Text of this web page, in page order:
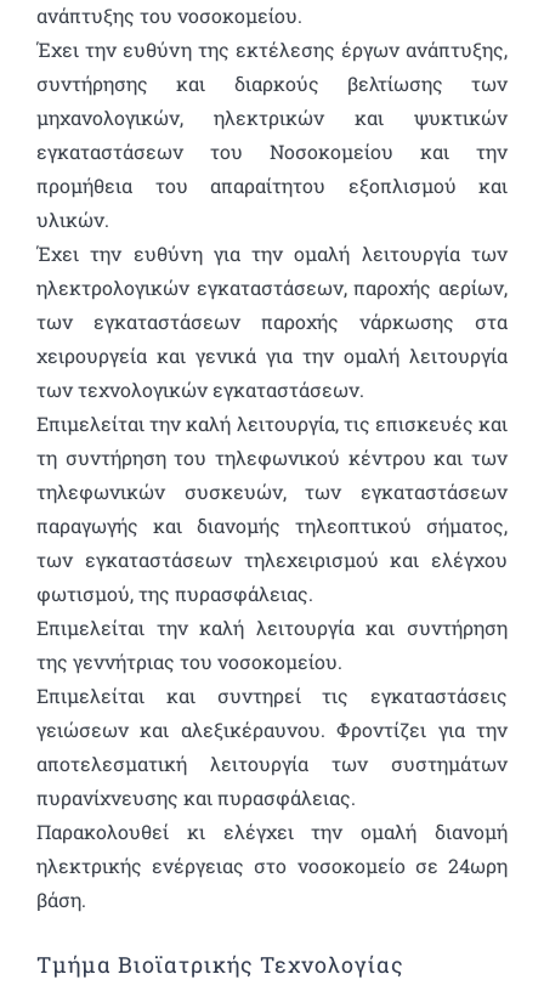
ανάπτυξης του νοσοκομείου.
Έχει την ευθύνη της εκτέλεσης έργων ανάπτυξης,
συντήρησης και διαρκούς βελτίωσης των
μηχανολογικών, ηλεκτρικών και ψυκτικών
εγκαταστάσεων του Νοσοκομείου και την
προμήθεια του απαραίτητου εξοπλισμού και
υλικών.
Έχει την ευθύνη για την ομαλή λειτουργία των
ηλεκτρολογικών εγκαταστάσεων, παροχής αερίων,
των εγκαταστάσεων παροχής νάρκωσης στα
χειρουργεία και γενικά για την ομαλή λειτουργία
των τεχνολογικών εγκαταστάσεων.
Επιμελείται την καλή λειτουργία, τις επισκευές και
τη συντήρηση του τηλεφωνικού κέντρου και των
τηλεφωνικών συσκευών, των εγκαταστάσεων
παραγωγής και διανομής τηλεοπτικού σήματος,
των εγκαταστάσεων τηλεχειρισμού και ελέγχου
φωτισμού, της πυρασφάλειας.
Επιμελείται την καλή λειτουργία και συντήρηση
της γεννήτριας του νοσοκομείου.
Επιμελείται και συντηρεί τις εγκαταστάσεις
γειώσεων και αλεξικέραυνου. Φροντίζει για την
αποτελεσματική λειτουργία των συστημάτων
πυρανίχνευσης και πυρασφάλειας.
Παρακολουθεί κι ελέγχει την ομαλή διανομή
ηλεκτρικής ενέργειας στο νοσοκομείο σε 24ωρη
βάση.
Τμήμα Βιοϊατρικής Τεχνολογίας